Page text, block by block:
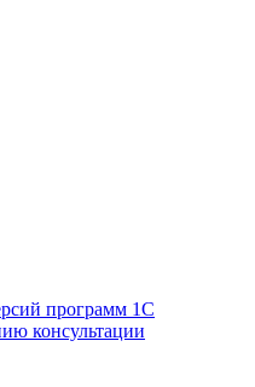
программ 1С
консультации